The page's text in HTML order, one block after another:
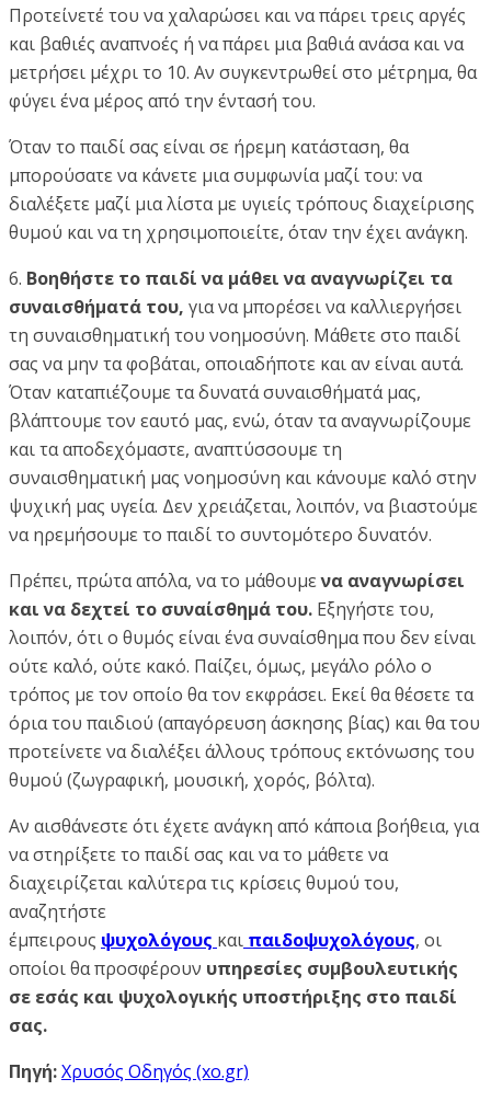
Προτείνετέ του να χαλαρώσει και να πάρει τρεις αργές
και βαθιές αναπνοές ή να πάρει μια βαθιά ανάσα και να
μετρήσει μέχρι το 10. Αν συγκεντρωθεί στο μέτρημα, θα
φύγει ένα μέρος από την έντασή του.
Όταν το παιδί σας είναι σε ήρεμη κατάσταση, θα
μπορούσατε να κάνετε μια συμφωνία μαζί του: να
διαλέξετε μαζί μια λίστα με υγιείς τρόπους διαχείρισης
θυμού και να τη χρησιμοποιείτε, όταν την έχει ανάγκη.
6. Βοηθήστε το παιδί να μάθει να αναγνωρίζει τα
συναισθήματά του, για να μπορέσει να καλλιεργήσει
τη συναισθηματική του νοημοσύνη. Μάθετε στο παιδί
σας να μην τα φοβάται, οποιαδήποτε και αν είναι αυτά.
Όταν καταπιέζουμε τα δυνατά συναισθήματά μας,
βλάπτουμε τον εαυτό μας, ενώ, όταν τα αναγνωρίζουμε
και τα αποδεχόμαστε, αναπτύσσουμε τη
συναισθηματική μας νοημοσύνη και κάνουμε καλό στην
ψυχική μας υγεία. Δεν χρειάζεται, λοιπόν, να βιαστούμε
να ηρεμήσουμε το παιδί το συντομότερο δυνατόν.
Πρέπει, πρώτα απ΄όλα, να το μάθουμενα αναγνωρίσει
και να δεχτεί το συναίσθημά του. Εξηγήστε του,
λοιπόν, ότι ο θυμός είναι ένα συναίσθημα που δεν είναι
ούτε καλό, ούτε κακό. Παίζει, όμως, μεγάλο ρόλο ο
τρόπος με τον οποίο θα τον εκφράσει. Εκεί θα θέσετε τα
όρια του παιδιού (απαγόρευση άσκησης βίας) και θα του
προτείνετε να διαλέξει άλλους τρόπους εκτόνωσης του
θυμού (ζωγραφική, μουσική, χορός, βόλτα).
Αν αισθάνεστε ότι έχετε ανάγκη από κάποια βοήθεια, για
να στηρίξετε το παιδί σας και να το μάθετε να
διαχειρίζεται καλύτερα τις κρίσεις θυμού του,
αναζητήστε
έμπειρους ψυχολόγους και παιδοψυχολόγους, οι
οποίοι θα προσφέρουν υπηρεσίες συμβουλευτικής
σε εσάς και ψυχολογικής υποστήριξης στο παιδί
σας.
Πηγή:Χρυσός Οδηγός (xo.gr)